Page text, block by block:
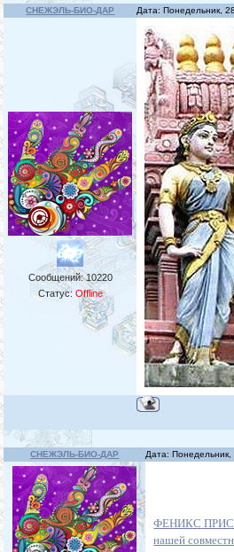
СНЕЖЭЛЬ-БИО-ДАР Дата: Понедельник,
Сообщений:10220
Статус: Offline
СНЕЖЭЛЬ-БИО-ДАР Дата:
ФЕНИКС
нашей